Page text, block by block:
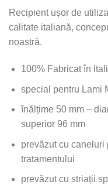
Recipient ușor de
calitate italiană,
noastră.
100% Fabricat în
special pentru Lami
înălțime 50 mm –
superior 96 mm
prevăzut cu caneluri
tratamentului
prevăzut cu striații